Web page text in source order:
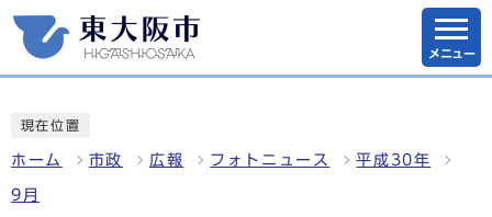
メニュー
現在位置
ホーム 市政 広報 フォトニュース 平成30年
9月